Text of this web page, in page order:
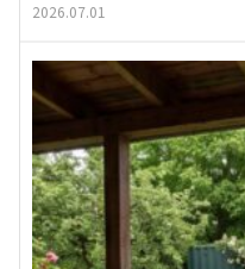
2026.07.01